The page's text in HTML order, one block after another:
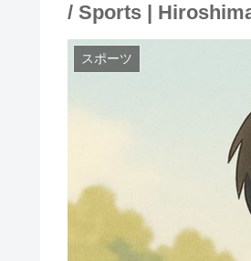
/ Sports |
スポーツ